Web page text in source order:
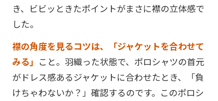
き、ビビッときたポイントがまさに襟の立体感で
した。
襟の角度を見るコツは、「ジャケットを合わせて
みる」 こと。羽織った状態で、ポロシャツの首元
がドレス感あるジャケットに合わせたとき、「負
けちゃわないか？」確認するのです。このポロシ